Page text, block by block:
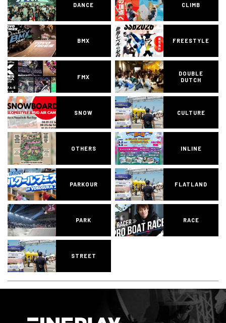
DANCE CLIMB
BMX FREESTYLE
FMX
DOUBLE
DUTCH
SNOW CULTURE
OTHERS INLINE
PARKOUR FLATLAND
PARK RACE
STREET